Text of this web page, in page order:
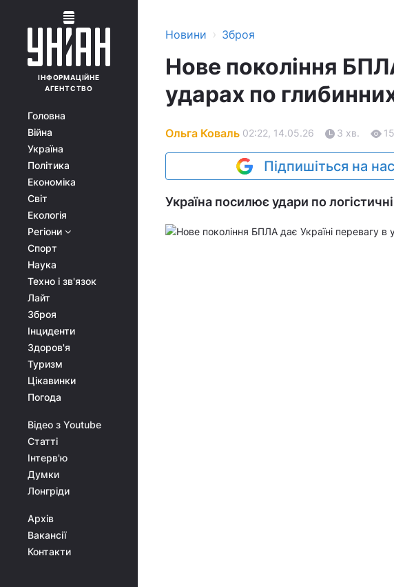
ІНФОРМАЦІЙНЕ
АГЕНТСТВО
Головна
Війна
Україна
Політика
Економіка
Світ
Екологія
Регіони
Спорт
Наука
Техно і зв'язок
Лайт
Зброя
Інциденти
Здоров'я
Туризм
Цікавинки
Погода
Відео з Youtube
Статті
Інтерв'ю
Думки
Лонгріди
Архів
Вакансії
Контакти
Новини › Зброя
Нове покоління
ударах по
Ольга Коваль 02:22, 14.05.26 3 хв.
Підпишіться на
Україна посилює удари по